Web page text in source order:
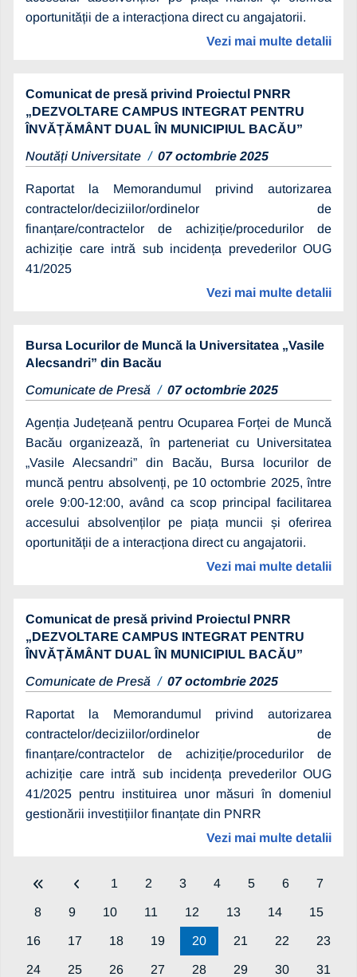
oportunității de a interacționa direct cu angajatorii.
Vezi mai multe detalii
Comunicat de presă privind Proiectul PNRR
„DEZVOLTARE CAMPUS INTEGRAT PENTRU
ÎNVĂȚĂMÂNT DUAL ÎN MUNICIPIUL BACĂU”
Noutăți Universitate
07 octombrie 2025
Raportat la Memorandumul privind autorizarea
contractelor/deciziilor/ordinelor de
finanțare/contractelor de achiziție/procedurilor de
achiziție care intră sub incidența prevederilor OUG
41/2025
Vezi mai multe detalii
Bursa Locurilor de Muncă la Universitatea „Vasile
Alecsandri” din Bacău
Comunicate de Presă
07 octombrie 2025
Agenția Județeană pentru Ocuparea Forței de Muncă
Bacău organizează, în parteneriat cu Universitatea
„Vasile Alecsandri” din Bacău, Bursa locurilor de
muncă pentru absolvenți, pe 10 octombrie 2025, între
orele 9:00-12:00, având ca scop principal facilitarea
accesului absolvenților pe piața muncii și oferirea
oportunității de a interacționa direct cu angajatorii.
Vezi mai multe detalii
Comunicat de presă privind Proiectul PNRR
„DEZVOLTARE CAMPUS INTEGRAT PENTRU
ÎNVĂȚĂMÂNT DUAL ÎN MUNICIPIUL BACĂU”
Comunicate de Presă
07 octombrie 2025
Raportat la Memorandumul privind autorizarea
contractelor/deciziilor/ordinelor de
finanțare/contractelor de achiziție/procedurilor de
achiziție care intră sub incidența prevederilor OUG
41/2025 pentru instituirea unor măsuri în domeniul
gestionării investițiilor finanțate din PNRR
Vezi mai multe detalii
1 2 3 4 5 6 7
8 9 10 11 12 13 14 15
16 17 18 19 20 21 22 23
24 25 26 27 28 29 30 31